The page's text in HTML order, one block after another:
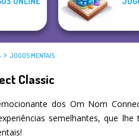
JOGOS MENTAIS
Classic
dos Om Nom
semelhantes, que